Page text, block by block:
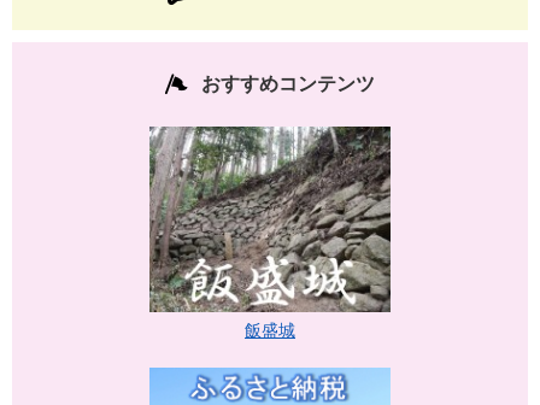
おすすめコンテンツ
飯盛城